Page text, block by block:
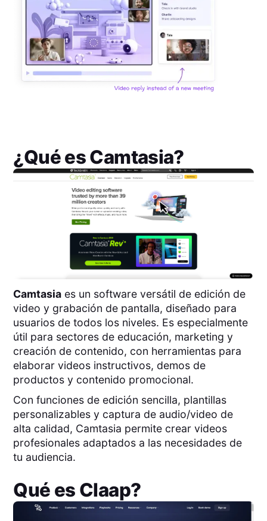
¿Qué esCamtasia?
Camtasia es un software versátil de edición de
video y grabación de pantalla, diseñado para
usuarios de todos los niveles. Es especialmente
útil para sectores de educación, marketing y
creación de contenido, con herramientas para
elaborar videos instructivos, demos de
productos y contenido promocional.
Con funciones de edición sencilla, plantillas
personalizables y captura de audio/video de
alta calidad, Camtasia permite crear videos
profesionales adaptados a las necesidades de
tu audiencia.
Qué es Claap?